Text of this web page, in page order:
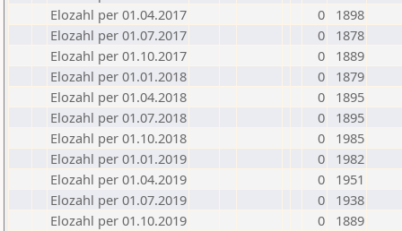
Elozahl per 01.04.2017
0
1898
Elozahl per 01.07.2017
0
1878
Elozahl per 01.10.2017
0
1889
Elozahl per 01.01.2018
0
1879
Elozahl per 01.04.2018
0
1895
Elozahl per 01.07.2018
0
1895
Elozahl per 01.10.2018
0
1985
Elozahl per 01.01.2019
0
1982
Elozahl per 01.04.2019
0
1951
Elozahl per 01.07.2019
0
1938
Elozahl per 01.10.2019
0
1889